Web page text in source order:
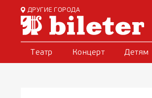
ДРУГИЕ ГОРОДА
Театр Концерт Детям